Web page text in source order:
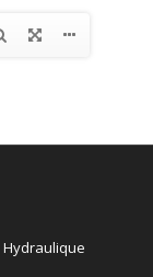
Hydraulique